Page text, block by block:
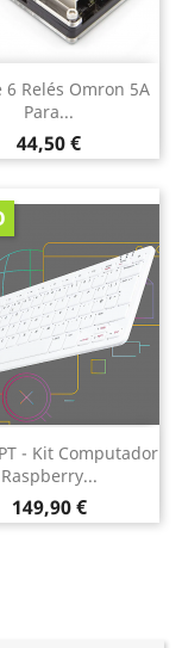
6 Relés Omron 5A
Para...
Preço
44,50 €
- Kit Computador
Raspberry...
Preço
149,90 €